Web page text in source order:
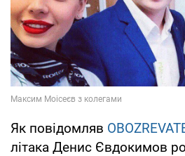
Як повідомляв
літака Денис Євдокимов